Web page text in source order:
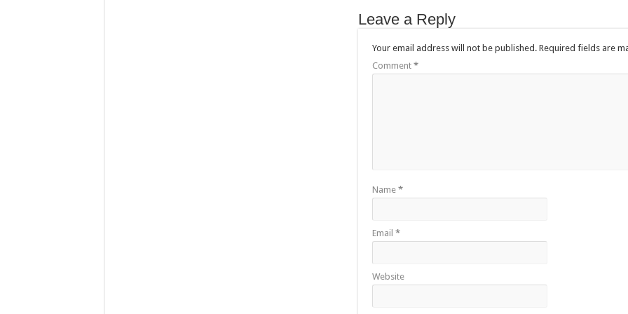
Leave a Reply
Your email address will not be published. Required fields are
Comment *
Name *
Email *
Website